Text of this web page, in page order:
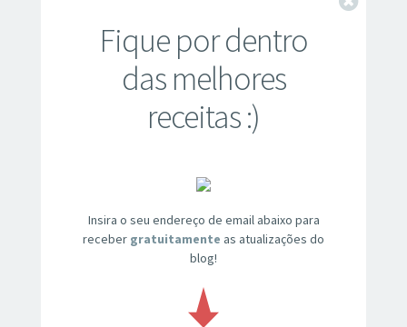
Fique por dentro
das melhores
receitas :)
Insira o seu endereço de email abaixo para
receber gratuitamente as atualizações do
blog!